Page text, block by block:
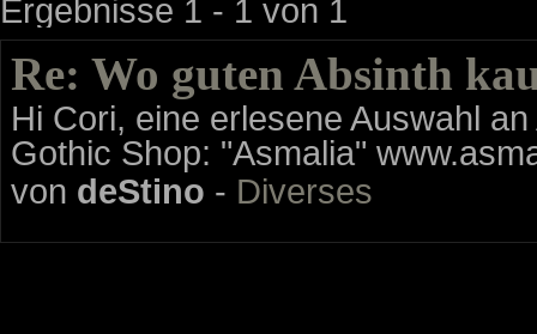
Ergebnisse 1 - 1 von 1
Re: Wo guten Absinth
Hi Cori, eine erlesene Auswahl
Gothic Shop: "Asmalia"
von deStino - Diverses